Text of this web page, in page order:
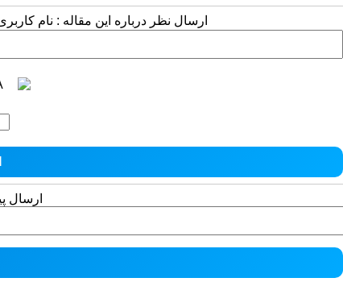
ارسال نظر درباره این مقاله : نام
ارسال